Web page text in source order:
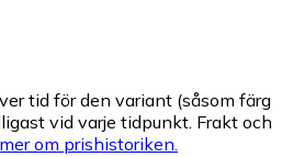
tid för den variant (såsom färg
vid varje tidpunkt. Frakt och
om prishistoriken.